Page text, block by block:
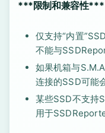
***限制和兼容性***
仅支持“内置
不能与
如果机箱与
连接的SSD可能
某些SSD不支持
用于